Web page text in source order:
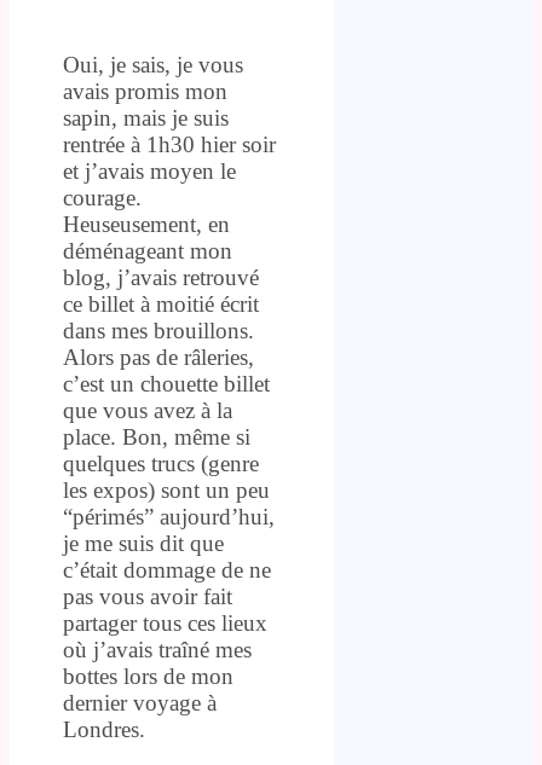
Oui, je sais, je vous
avais promis mon
sapin, mais je suis
rentrée à 1h30 hier soir
et j’avais moyen le
courage.
Heuseusement, en
déménageant mon
blog, j’avais retrouvé
ce billet à moitié écrit
dans mes brouillons.
Alors pas de râleries,
c’est un chouette billet
que vous avez à la
place. Bon, même si
quelques trucs (genre
les expos) sont un peu
“périmés” aujourd’hui,
je me suis dit que
c’était dommage de ne
pas vous avoir fait
partager tous ces lieux
où j’avais traîné mes
bottes lors de mon
dernier voyage à
Londres.